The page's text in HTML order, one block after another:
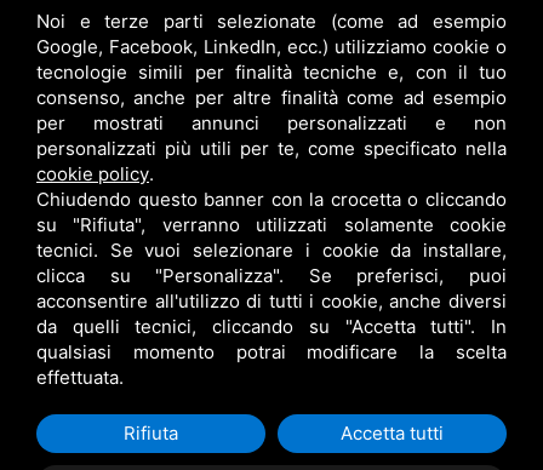
info@bfspa.it
+39 0532 836102
Lavora con noi
B.F. S.P.A. © •PRIVACY•CONTITOLARITÀ•
RESPONSABILE DEL TRATTAMENTO
• SITEMAP• QUESTO SITO È PROTETTO DA GOOGLE RECAPTCHA V3,
PRIVACY POLICYETERMS OF SERVICEDI GOOGLE.
Noi e terze parti selezionate (come ad esempio
Google, Facebook, LinkedIn, ecc.) utilizziamo cookie o
tecnologie simili per finalità tecniche e, con il tuo
consenso, anche per altre finalità come ad esempio
per mostrati annunci personalizzati e non
personalizzati più utili per te, come specificato nella
cookie policy.
Chiudendo questo banner con la crocetta o cliccando
su "Rifiuta", verranno utilizzati solamente cookie
tecnici. Se vuoi selezionare i cookie da installare,
clicca su "Personalizza". Se preferisci, puoi
acconsentire all'utilizzo di tutti i cookie, anche diversi
da quelli tecnici, cliccando su "Accetta tutti". In
qualsiasi momento potrai modificare la scelta
effettuata.
Rifiuta Accetta tutti